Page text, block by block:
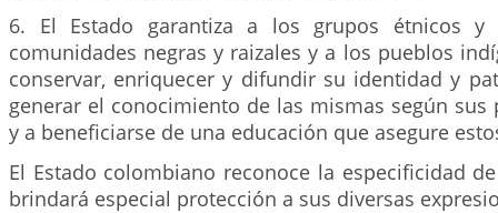
6. El Estado garantiza a los grupos étnicos y
comunidades negras y raizales y a los pueblos
conservar, enriquecer y difundir su identidad y
generar el conocimiento de las mismas según sus
y a beneficiarse de una educación que asegure
El Estado colombiano reconoce la especificidad
brindará especial protección a sus diversas